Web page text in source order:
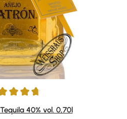
von 4.85 von 5 Sternen
40% vol. 0,70l